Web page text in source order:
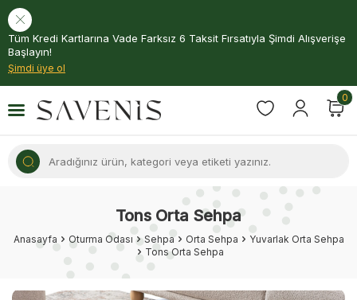
Tüm Kredi Kartlarına Vade Farksız 6 Taksit Fırsatıyla Şimdi Alışverişe
Başlayın!
Şimdi üye ol
0
Tons Orta Sehpa
Anasayfa Oturma Odası Sehpa Orta Sehpa
Yuvarlak Orta Sehpa
Tons Orta Sehpa